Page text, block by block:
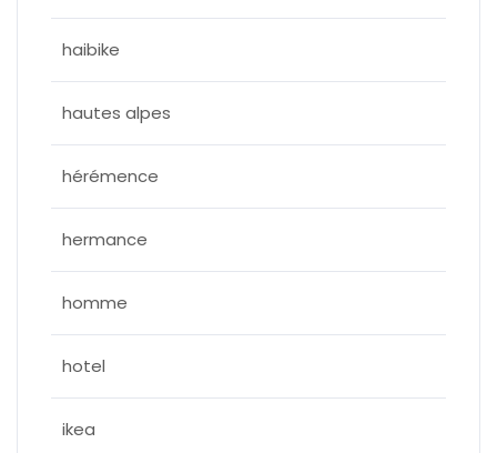
haibike
hautes alpes
hérémence
hermance
homme
hotel
ikea